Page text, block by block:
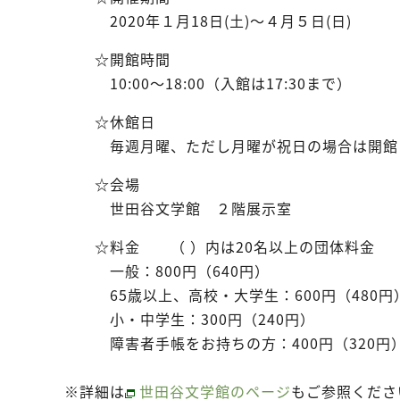
2020年１月18日(土)～４月５日(日)
☆開館時間
10:00～18:00（入館は17:30まで）
☆休館日
毎週月曜、ただし月曜が祝日の場合は開館
☆会場
世田谷文学館 ２階展示室
☆料金 （ ）内は20名以上の団体料金
一般：800円（640円）
65歳以上、高校・大学生：600円（480円）
小・中学生：300円（240円）
障害者手帳をお持ちの方：400円（320円）
※詳細は 世田谷文学館のページもご参照くださ